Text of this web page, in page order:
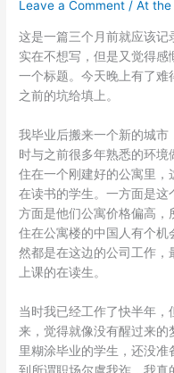
Leave a Comment /At the
这是一篇三个月前就应该记
实在不想写，但是又觉得
一个标题。今天晚上有了
之前的坑给填上。
我毕业后搬来一个新的城市
时与之前很多年熟悉的环
住在一个刚建好的公寓里
在读书的学生。一方面是这
方面是他们公寓价格偏高，
住在公寓楼的中国人有个机
然都是在这边的公司工作，
上课的在读生。
当时我已经工作了快半年
来，觉得就像没有醒过来
里糊涂毕业的学生，还没
到所谓职场尔虞我诈，我真